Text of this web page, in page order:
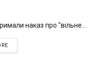
наказ про "вільне...
DETAILS